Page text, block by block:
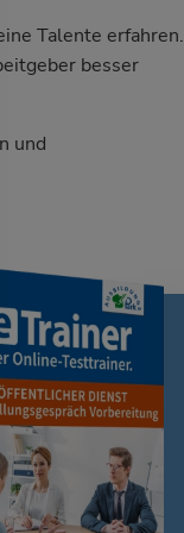
Talente erfahren.
besser
und